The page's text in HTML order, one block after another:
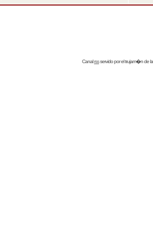
Canalrssservido por eltrujam�nde